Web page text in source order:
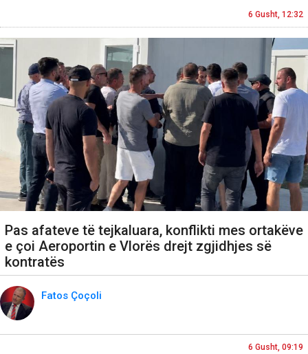
6 Gusht, 12:32
Pas afateve të tejkaluara, konflikti mes ortakëve
e çoi Aeroportin e Vlorës drejt zgjidhjes së
kontratës
Fatos Çoçoli
6 Gusht, 09:19